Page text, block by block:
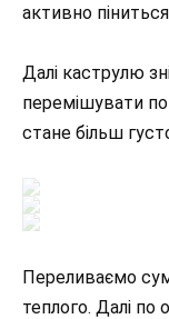
активно
Далі каструлю
перемішувати
стане більш
Переливаємо
теплого. Далі